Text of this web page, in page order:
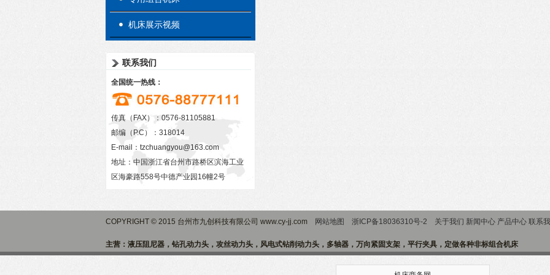
机床展示视频
联系我们
全国统一热线：
传真（FAX）：0576-81105881
邮编（P.C）：318014
E-mail： tzchuangyou@163.com
地址：中国浙江省台州市路桥区滨海工业
区海豪路558号中德产业园16幢2号
COPYRIGHT © 2015 台州市九创科技有限公司 www.cy-jj.com 网站地图 浙ICP备18036310号-2 关于我们 新闻中心 产品中心 联系
主营：液压阻尼器，钻孔动力头，攻丝动力头，风电式钻削动力头，多轴器，万向紧固支架，平行夹具，定做各种非标组合机床